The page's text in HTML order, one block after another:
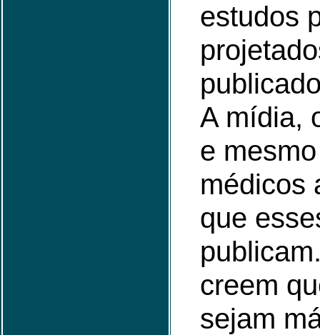
estudos
A mídia,
e
médicos
que
creem
sejam